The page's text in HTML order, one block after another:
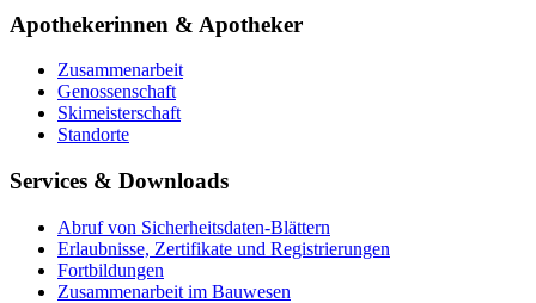
Apothekerinnen & Apotheker
Zusammenarbeit
Genossenschaft
Skimeisterschaft
Standorte
Services & Downloads
Abruf von Sicherheitsdaten-Blättern
Erlaubnisse, Zertifikate und Registrierungen
Fortbildungen
Zusammenarbeit im Bauwesen